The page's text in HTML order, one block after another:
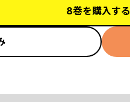
8巻を購入する